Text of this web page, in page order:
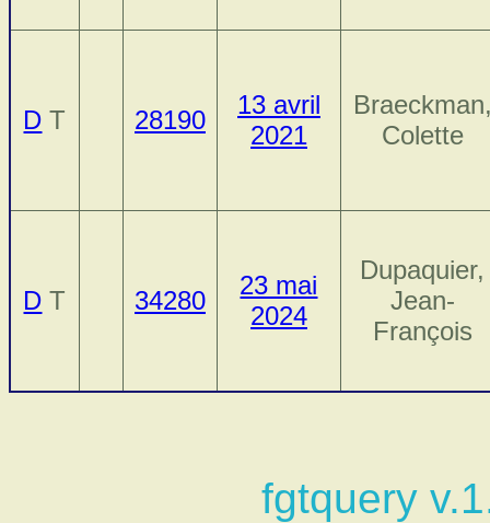
D T 28190
13 avril
2021
Colette
D T 34280
23 mai
2024
Dupaquier,
Jean-
François
fgtquery